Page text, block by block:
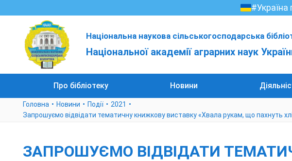
#Україна
Національна наукова сільськогосподарська
Національної академії аграрних наук
Про бібліотеку Новини
Головна Новини Події
2021
Запрошуємо відвідати тематичну книжкову виставку «Хвала рукам, що пахнуть
ЗАПРОШУЄМО ВІДВІДАТИ